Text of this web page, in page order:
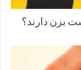
بزن دارند؟